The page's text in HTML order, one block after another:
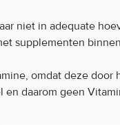
niet in adequate
supplementen
omdat deze door
daarom geen